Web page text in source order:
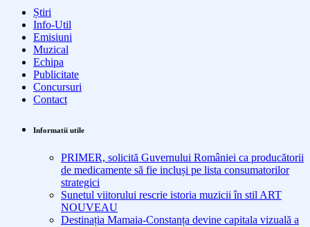
Știri
Info-Util
Emisiuni
Muzical
Echipa
Publicitate
Concursuri
Contact
Informatii utile
PRIMER, solicită Guvernului României ca producătorii
de medicamente să fie incluși pe lista consumatorilor
strategici
Sunetul viitorului rescrie istoria muzicii în stil ART
NOUVEAU
Destinația Mamaia-Constanța devine capitala vizuală a